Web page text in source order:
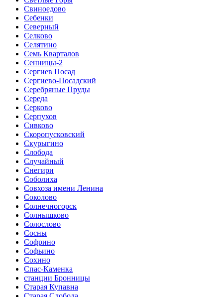
Свиноедово
Себенки
Северный
Селково
Селятино
Семь Кварталов
Сенницы-2
Сергиев Посад
Сергиево-Посадский
Серебряные Пруды
Середа
Серково
Серпухов
Сивково
Скоропусковский
Скурыгино
Слобода
Случайный
Снегири
Соболиха
Совхоза имени Ленина
Соколово
Солнечногорск
Солнышково
Солослово
Сосны
Софрино
Софьино
Сохино
Спас-Каменка
станции Бронницы
Старая Купавна